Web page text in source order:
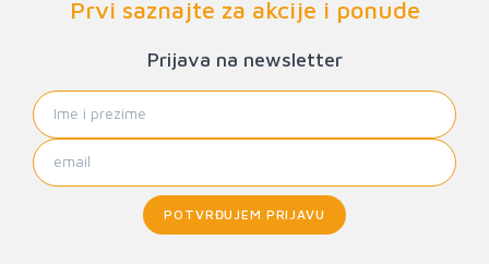
Prvi saznajte za akcije i ponude
Prijava na newsletter
POTVRĐUJEM PRIJAVU